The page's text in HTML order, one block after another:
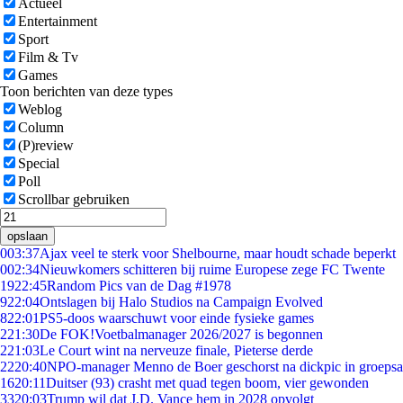
Actueel
Entertainment
Sport
Film & Tv
Games
Toon berichten van deze types
Weblog
Column
(P)review
Special
Poll
Scrollbar gebruiken
opslaan
003:37Ajax veel te sterk voor Shelbourne, maar houdt schade beperkt
002:34Nieuwkomers schitteren bij ruime Europese zege FC Twente
1922:45Random Pics van de Dag #1978
922:04Ontslagen bij Halo Studios na Campaign Evolved
822:01PS5-doos waarschuwt voor einde fysieke games
221:30De FOK!Voetbalmanager 2026/2027 is begonnen
221:03Le Court wint na nerveuze finale, Pieterse derde
2220:40NPO-manager Menno de Boer geschorst na dickpic in
1620:11Duitser (93) crasht met quad tegen boom, vier gewonden
3320:03Trump wil dat J.D. Vance hem in 2028 opvolgt